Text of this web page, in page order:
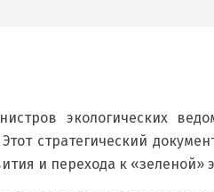
экологических
стратегический
и перехода к «зеленой»